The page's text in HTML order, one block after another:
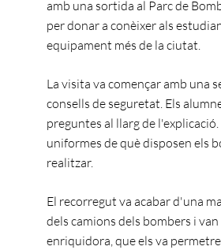
amb una sortida al Parc de
per donar a conèixer als
equipament més de la ciutat.
La visita va començar amb una
consells de seguretat. Els
preguntes al llarg de
uniformes de què disposen els
realitzar.
El recorregut va acabar d'una
dels camions dels bombers i
enriquidora, que els va